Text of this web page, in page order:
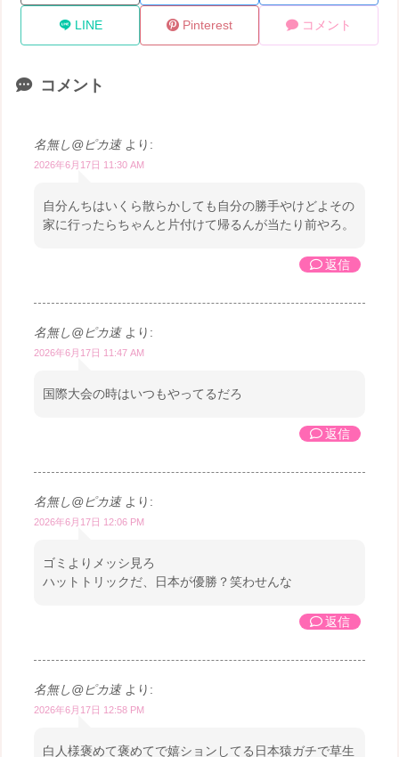
LINE Pinterest コメント
コメント
名無し@ピカ速 より:
2026年6月17日 11:30 AM
自分んちはいくら散らかしても自分の勝手やけどよその
家に行ったらちゃんと片付けて帰るんが当たり前やろ。
返信
名無し@ピカ速 より:
2026年6月17日 11:47 AM
国際大会の時はいつもやってるだろ
返信
名無し@ピカ速 より:
2026年6月17日 12:06 PM
ゴミよりメッシ見ろ
ハットトリックだ、日本が優勝？笑わせんな
返信
名無し@ピカ速 より:
2026年6月17日 12:58 PM
白人様褒めて褒めてで嬉ションしてる日本猿ガチで草生